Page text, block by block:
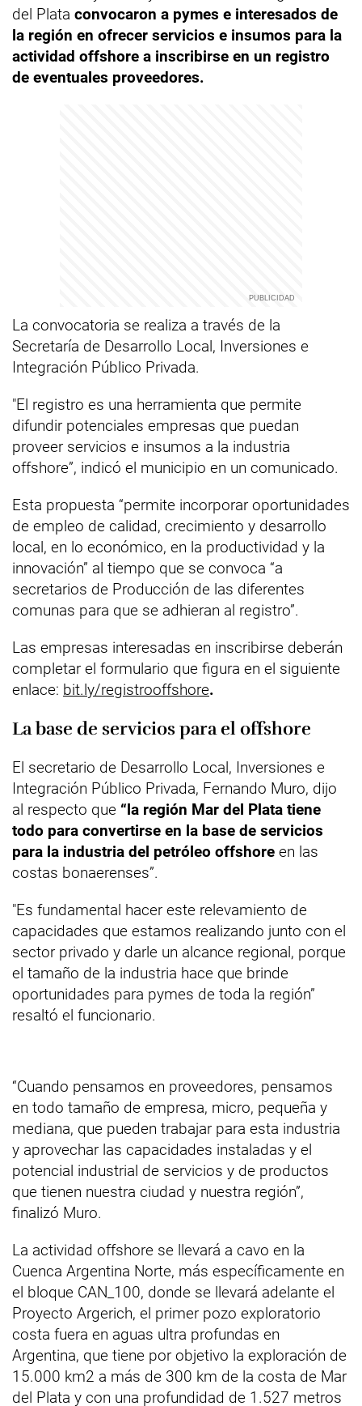
del Plata convocaron a pymes e interesados de
la región en ofrecer servicios e insumos para la
actividad offshore a inscribirse en un registro
de eventuales proveedores.
La convocatoria se realiza a través de la
Secretaría de Desarrollo Local, Inversiones e
Integración Público Privada.
"El registro es una herramienta que permite
difundir potenciales empresas que puedan
proveer servicios e insumos a la industria
offshore”, indicó el municipio en un comunicado.
Esta propuesta “permite incorporar oportunidades
de empleo de calidad, crecimiento y desarrollo
local, en lo económico, en la productividad y la
innovación” al tiempo que se convoca “a
secretarios de Producción de las diferentes
comunas para que se adhieran al registro”.
Las empresas interesadas en inscribirse deberán
completar el formulario que figura en el siguiente
enlace: bit.ly/registrooffshore.
La base de servicios para el offshore
El secretario de Desarrollo Local, Inversiones e
Integración Público Privada, Fernando Muro, dijo
al respecto que “la región Mar del Plata tiene
todo para convertirse en la base de servicios
para la industria del petróleo offshore en las
costas bonaerenses”.
"Es fundamental hacer este relevamiento de
capacidades que estamos realizando junto con el
sector privado y darle un alcance regional, porque
el tamaño de la industria hace que brinde
oportunidades para pymes de toda la región”
resaltó el funcionario.
“Cuando pensamos en proveedores, pensamos
en todo tamaño de empresa, micro, pequeña y
mediana, que pueden trabajar para esta industria
y aprovechar las capacidades instaladas y el
potencial industrial de servicios y de productos
que tienen nuestra ciudad y nuestra región”,
finalizó Muro.
La actividad offshore se llevará a cavo en la
Cuenca Argentina Norte, más específicamente en
el bloque CAN_100, donde se llevará adelante el
Proyecto Argerich, el primer pozo exploratorio
costa fuera en aguas ultra profundas en
Argentina, que tiene por objetivo la exploración de
15.000 km2 a más de 300 km de la costa de Mar
del Plata y con una profundidad de 1.527 metros